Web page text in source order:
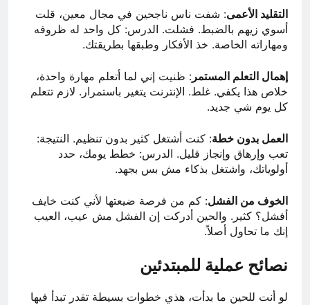
التقليد الأعمى: شفت ناس ناجحين في مجال معين، قلت
أسوي زيهم بالضبط. فشلت. الدرس: كل واحد له ظروفه
ومهاراته الخاصة. خذ الأفكار وطبقها بطريقتك.
إهمال التعلم المستمر : ظنيت إني لما أتعلم مهارة واحدة،
خلاص هذا يكفي. غلط. الإنترنت يتغير باستمرار. لازم تتعلم
كل يوم شي جديد.
العمل بدون خطة: كنت أشتغل كثير بدون تنظيم. النتيجة:
تعب وإرهاق وإنجاز قليل. الدرس: خطط يومك، حدد
أولوياتك، واشتغل بذكاء مش بس بجهد.
الخوف من الفشل: كم من فرصة ضيعتها لأني كنت خايف
أفشل؟ كثير. والحين أدركت إن الفشل مش عيب، العيب
إنك ما تحاول أصلاً.
نصائح عملية للمبتدئين
لو أنت للحين ما بدأت، هذي خطوات بسيطة تقدر تبدأ فيها